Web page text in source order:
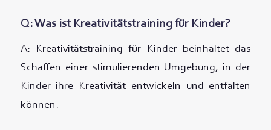
Q: Was ist Kreativitätstraining für Kinder?
A: Kreativitätstraining für Kinder beinhaltet das
Schaffen einer stimulierenden Umgebung, in der
Kinder ihre Kreativität entwickeln und entfalten
können.